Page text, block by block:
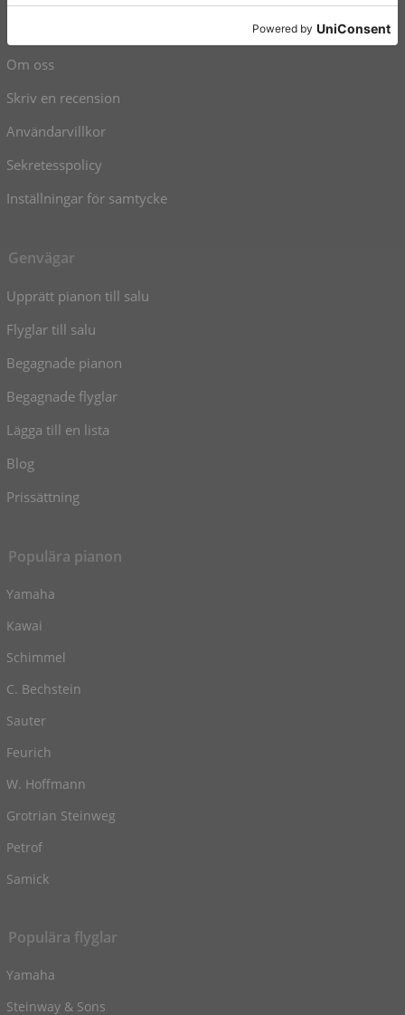
Om oss
Skriv en recension
Användarvillkor
Sekretesspolicy
Inställningar för samtycke
Genvägar
Upprätt pianon till salu
Flyglar till salu
Begagnade pianon
Begagnade flyglar
Lägga till en lista
Blog
Prissättning
Populära pianon
Yamaha
Kawai
Schimmel
C. Bechstein
Sauter
Feurich
W. Hoffmann
Grotrian Steinweg
Petrof
Samick
Populära flyglar
Yamaha
Steinway & Sons